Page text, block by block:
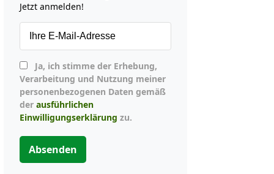
Jetzt anmelden!
Verarbeitung und Nutzung meiner
personenbezogenen Daten gemäß
der ausführlichen
Einwilligungserklärung zu.
Absenden